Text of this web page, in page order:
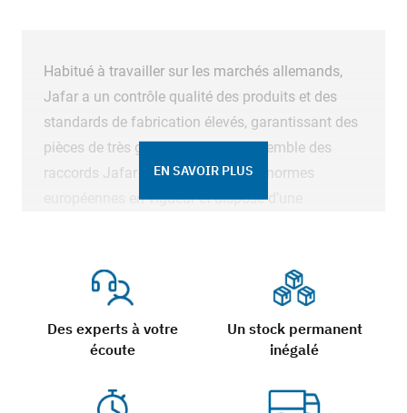
EN SAVOIR PLUS
Habitué à travailler sur les marchés allemands,
Jafar a un contrôle qualité des produits et des
standards de fabrication élevés, garantissant des
pièces de très grande facture. L’ensemble des
raccords Jafar répond à toutes les normes
européennes en vigueur et dispose d’une
l’eau potable, ainsi qu’un revêtement de type
époxy d’une épaisseur minimum de 250 microns.
La boulonnerie utilisée pour assurer l’étanchéité
des adaptateurs et manchons Jafar est soit en
raisons, Jafar a été le sous-traitant des marques
Des experts à votre
écoute
Un stock permanent
inégalé